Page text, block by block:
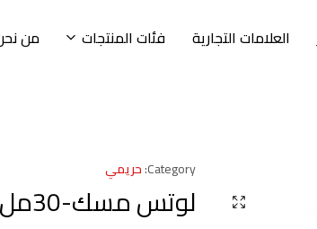
العلامات التجارية فئات المنتجات من
Category: حريمي
لوتس مسك-30مل